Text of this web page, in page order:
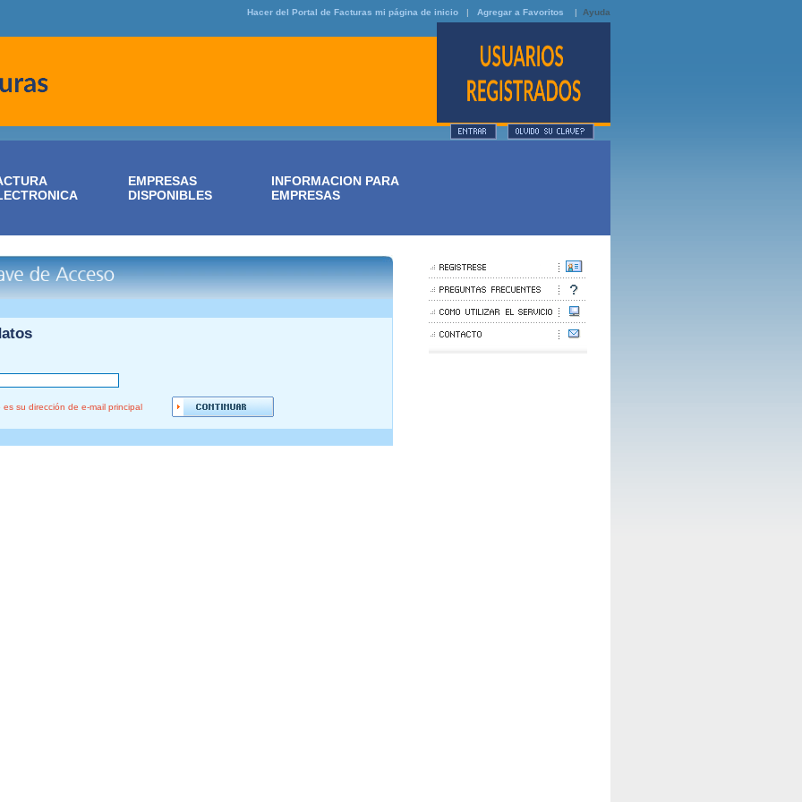
Hacer del Portal de Facturas mi página de inicio | Agregar a Favoritos | Ayuda
EMPRESAS
DISPONIBLES
INFORMACION PARA
EMPRESAS
su dirección de e-mail principal